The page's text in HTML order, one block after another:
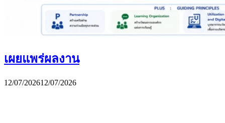
เผยแพร่ผลงาน
12/07/202612/07/2026